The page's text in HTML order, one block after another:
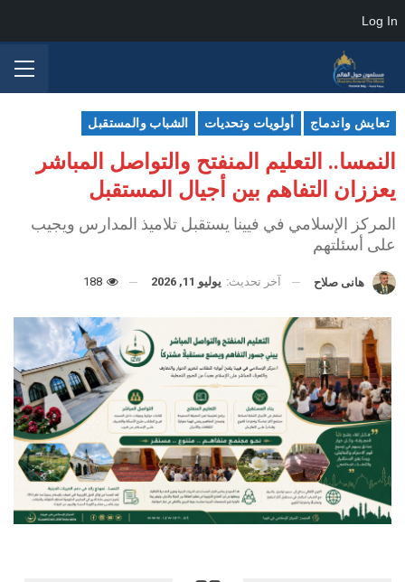
تعايش واندماج أولويات وتحديات الشباب والمستقبل
النمسا.. التعليم المنفتح والتواصل المباشر
يعززان التفاهم بين أجيال المستقبل
المركز الإسلامي في فيينا يستقبل تلاميذ المدارس ويجيب
على أسئلتهم
هانى صلاح آخر تحديث: يوليو 11, 2026
Log In